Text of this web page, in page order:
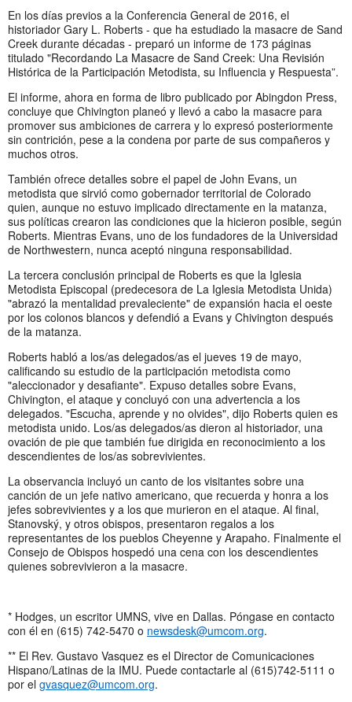
En los días previos a la Conferencia General de 2016, el
historiador Gary L. Roberts - que ha estudiado la masacre de Sand
Creek durante décadas - preparó un informe de 173 páginas
titulado "Recordando La Masacre de Sand Creek: Una Revisión
Histórica de la Participación Metodista, su Influencia y Respuesta”.
El informe, ahora en forma de libro publicado por Abingdon Press,
concluye que Chivington planeó y llevó a cabo la masacre para
promover sus ambiciones de carrera y lo expresó posteriormente
sin contrición, pese a la condena por parte de sus compañeros y
muchos otros.
También ofrece detalles sobre el papel de John Evans, un
metodista que sirvió como gobernador territorial de Colorado
quien, aunque no estuvo implicado directamente en la matanza,
sus políticas crearon las condiciones que la hicieron posible, según
Roberts. Mientras Evans, uno de los fundadores de la Universidad
de Northwestern, nunca aceptó ninguna responsabilidad.
La tercera conclusión principal de Roberts es que la Iglesia
Metodista Episcopal (predecesora de La Iglesia Metodista Unida)
"abrazó la mentalidad prevaleciente" de expansión hacia el oeste
por los colonos blancos y defendió a Evans y Chivington después
de la matanza.
Roberts habló a los/as delegados/as el jueves 19 de mayo,
calificando su estudio de la participación metodista como
"aleccionador y desafiante". Expuso detalles sobre Evans,
Chivington, el ataque y concluyó con una advertencia a los
delegados. "Escucha, aprende y no olvides", dijo Roberts quien es
metodista unido. Los/as delegados/as dieron al historiador, una
ovación de pie que también fue dirigida en reconocimiento a los
descendientes de los/as sobrevivientes.
La observancia incluyó un canto de los visitantes sobre una
canción de un jefe nativo americano, que recuerda y honra a los
jefes sobrevivientes y a los que murieron en el ataque. Al final,
Stanovský, y otros obispos, presentaron regalos a los
representantes de los pueblos Cheyenne y Arapaho. Finalmente el
Consejo de Obispos hospedó una cena con los descendientes
quienes sobrevivieron a la masacre.
* Hodges, un escritor UMNS, vive en Dallas. Póngase en contacto
con él en (615) 742-5470 o newsdesk@umcom.org.
** El Rev. Gustavo Vasquez es el Director de Comunicaciones
Hispano/Latinas de la IMU. Puede contactarle al (615)742-5111 o
por el gvasquez@umcom.org.